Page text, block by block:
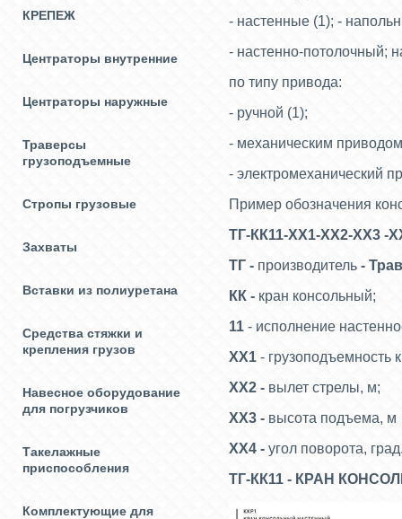
КРЕПЕЖ
Центраторы внутренние
Центраторы наружные
Траверсы
грузоподъемные
Стропы грузовые
Захваты
Вставки из полиуретана
Средства стяжки и
крепления грузов
Навесное оборудование
для погрузчиков
Такелажные
приспособления
Комплектующие для
- настенные (1); -
- настенно-потолочный;
по типу привода:
- ручной (1);
- механическим
- электромеханический
Пример обозначения
ТГ-КК11-ХХ1-ХХ2-ХХ3 -
ТГ - производитель -
КК - кран консольный;
11 - исполнение
ХХ1 - грузоподъемность
ХХ2 - вылет стрелы, м;
ХХ3 - высота подъема, м
XX4 - угол поворота,
ТГ-КК11 - КРАН